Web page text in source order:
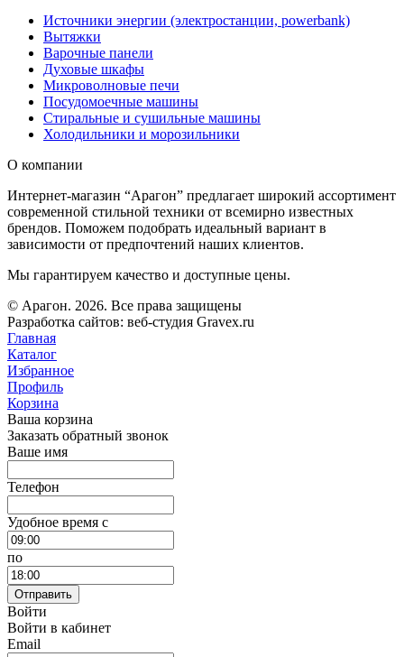
Источники энергии (электростанции, powerbank)
Вытяжки
Варочные панели
Духовые шкафы
Микроволновые печи
Посудомоечные машины
Стиральные и сушильные машины
Холодильники и морозильники
О компании
Интернет-магазин “Арагон” предлагает широкий ассортимент
современной стильной техники от всемирно известных
брендов. Поможем подобрать идеальный вариант в
зависимости от предпочтений наших клиентов.
Мы гарантируем качество и доступные цены.
© Арагон. 2026. Все права защищены
Разработка сайтов: веб-студия Gravex.ru
Главная
Каталог
Избранное
Профиль
Корзина
Ваша корзина
Заказать обратный звонок
Ваше имя
Телефон
Удобное время c
по
Отправить
Войти
Войти в кабинет
Email